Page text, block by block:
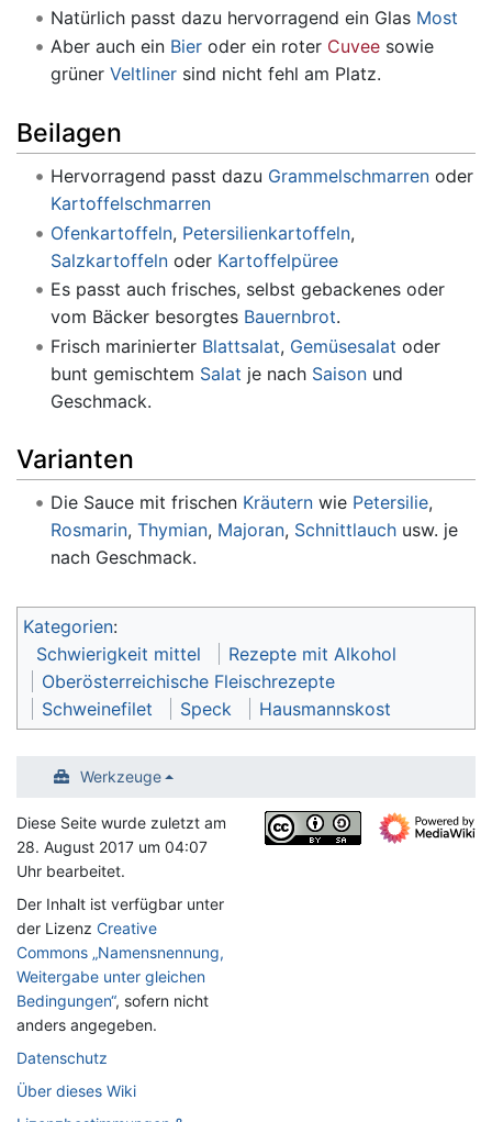
Natürlich passt dazu hervorragend ein Glas Most
Aber auch ein Bieroder ein roter Cuveesowie
grüner Veltlinersind nicht fehl am Platz.
Beilagen
Hervorragend passt dazu Grammelschmarrenoder
Kartoffelschmarren
Ofenkartoffeln, Petersilienkartoffeln,
Salzkartoffelnoder Kartoffelpüree
Es passt auch frisches, selbst gebackenes oder
vom Bäcker besorgtes Bauernbrot.
Frisch marinierter Blattsalat, Gemüsesalat oder
bunt gemischtem Salat je nach Saisonund
Geschmack.
Varianten
Die Sauce mit frischen Kräuternwie Petersilie,
Rosmarin, Thymian, Majoran, Schnittlauchusw. je
nach Geschmack.
Kategorien:
Schwierigkeit mittel
Rezepte mit Alkohol
Oberösterreichische Fleischrezepte
Schweinefilet
Speck Hausmannskost
Werkzeuge
Diese Seite wurde zuletzt am
28. August 2017 um 04:07
Uhr bearbeitet.
Der Inhalt ist verfügbar unter
der Lizenz Creative
Commons „Namensnennung,
Weitergabe unter gleichen
Bedingungen“, sofern nicht
anders angegeben.
Datenschutz
Über dieses Wiki